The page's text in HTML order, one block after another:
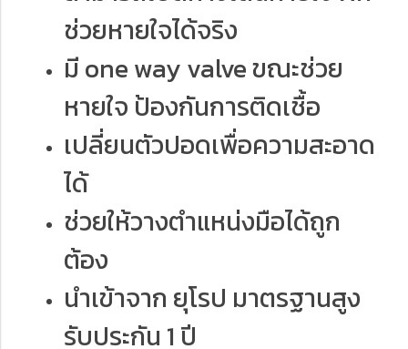
ช่วยหายใจได้จริง
มี one way valve ขณะช่วย
หายใจ ป้องกันการติดเชื้อ
เปลี่ยนตัวปอดเพื่อความสะอาด
ได้
ช่วยให้วางตำแหน่งมือได้ถูก
ต้อง
นำเข้าจาก ยุโรป มาตรฐานสูง
รับประกัน 1 ปี